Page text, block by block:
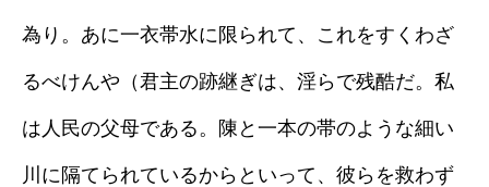
為り。あに一衣帯水に限られて、これをすくわざ
るべけんや（君主の跡継ぎは、淫らで残酷だ。私
は人民の父母である。陳と一本の帯のような細い
川に隔てられているからといって、彼らを救わず